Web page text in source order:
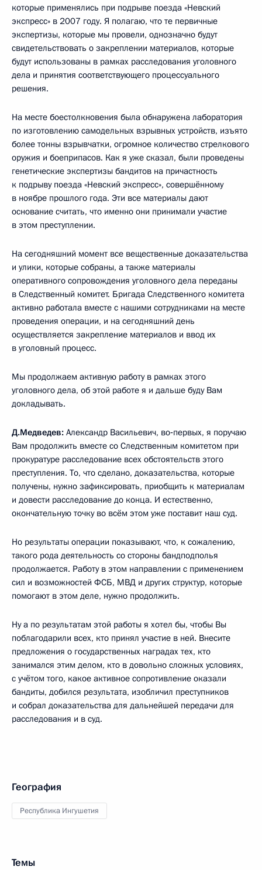
которые применялись при подрыве поезда «Невский
экспресс» в 2007 году. Я полагаю, что те первичные
экспертизы, которые мы провели, однозначно будут
свидетельствовать о закреплении материалов, которые
будут использованы в рамках расследования уголовного
дела и принятия соответствующего процессуального
решения.
На месте боестолкновения была обнаружена лаборатория
по изготовлению самодельных взрывных устройств, изъято
более тонны взрывчатки, огромное количество стрелкового
оружия и боеприпасов. Как я уже сказал, были проведены
генетические экспертизы бандитов на причастность
к подрыву поезда «Невский экспресс», совершённому
в ноябре прошлого года. Эти все материалы дают
основание считать, что именно они принимали участие
в этом преступлении.
На сегодняшний момент все вещественные доказательства
и улики, которые собраны, а также материалы
оперативного сопровождения уголовного дела переданы
в Следственный комитет. Бригада Следственного комитета
активно работала вместе с нашими сотрудниками на месте
проведения операции, и на сегодняшний день
осуществляется закрепление материалов и ввод их
в уголовный процесс.
Мы продолжаем активную работу в рамках этого
уголовного дела, об этой работе я и дальше буду Вам
докладывать.
Д.Медведев: Александр Васильевич, во‑первых, я поручаю
Вам продолжить вместе со Следственным комитетом при
прокуратуре расследование всех обстоятельств этого
преступления. То, что сделано, доказательства, которые
получены, нужно зафиксировать, приобщить к материалам
и довести расследование до конца. И естественно,
окончательную точку во всём этом уже поставит наш суд.
Но результаты операции показывают, что, к сожалению,
такого рода деятельность со стороны бандподполья
продолжается. Работу в этом направлении с применением
сил и возможностей ФСБ, МВД и других структур, которые
помогают в этом деле, нужно продолжить.
Ну а по результатам этой работы я хотел бы, чтобы Вы
поблагодарили всех, кто принял участие в ней. Внесите
предложения о государственных наградах тех, кто
занимался этим делом, кто в довольно сложных условиях,
с учётом того, какое активное сопротивление оказали
бандиты, добился результата, изобличил преступников
и собрал доказательства для дальнейшей передачи для
расследования и в суд.
География
Республика Ингушетия
Темы